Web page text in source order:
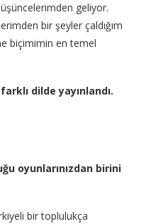
geliyor.
bir şeyler çaldığım
biçimimin en temel
dilde yayınlandı.
oyunlarınızdan birini
bir toplulukça